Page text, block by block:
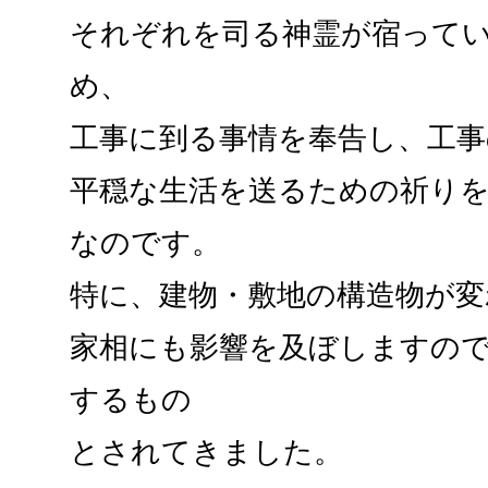
それぞれを司る神霊が宿って
め、
工事に到る事情を奉告し、工
平穏な生活を送るための祈り
なのです。
特に、建物・敷地の構造物が
家相にも影響を及ぼしますの
するもの
とされてきました。